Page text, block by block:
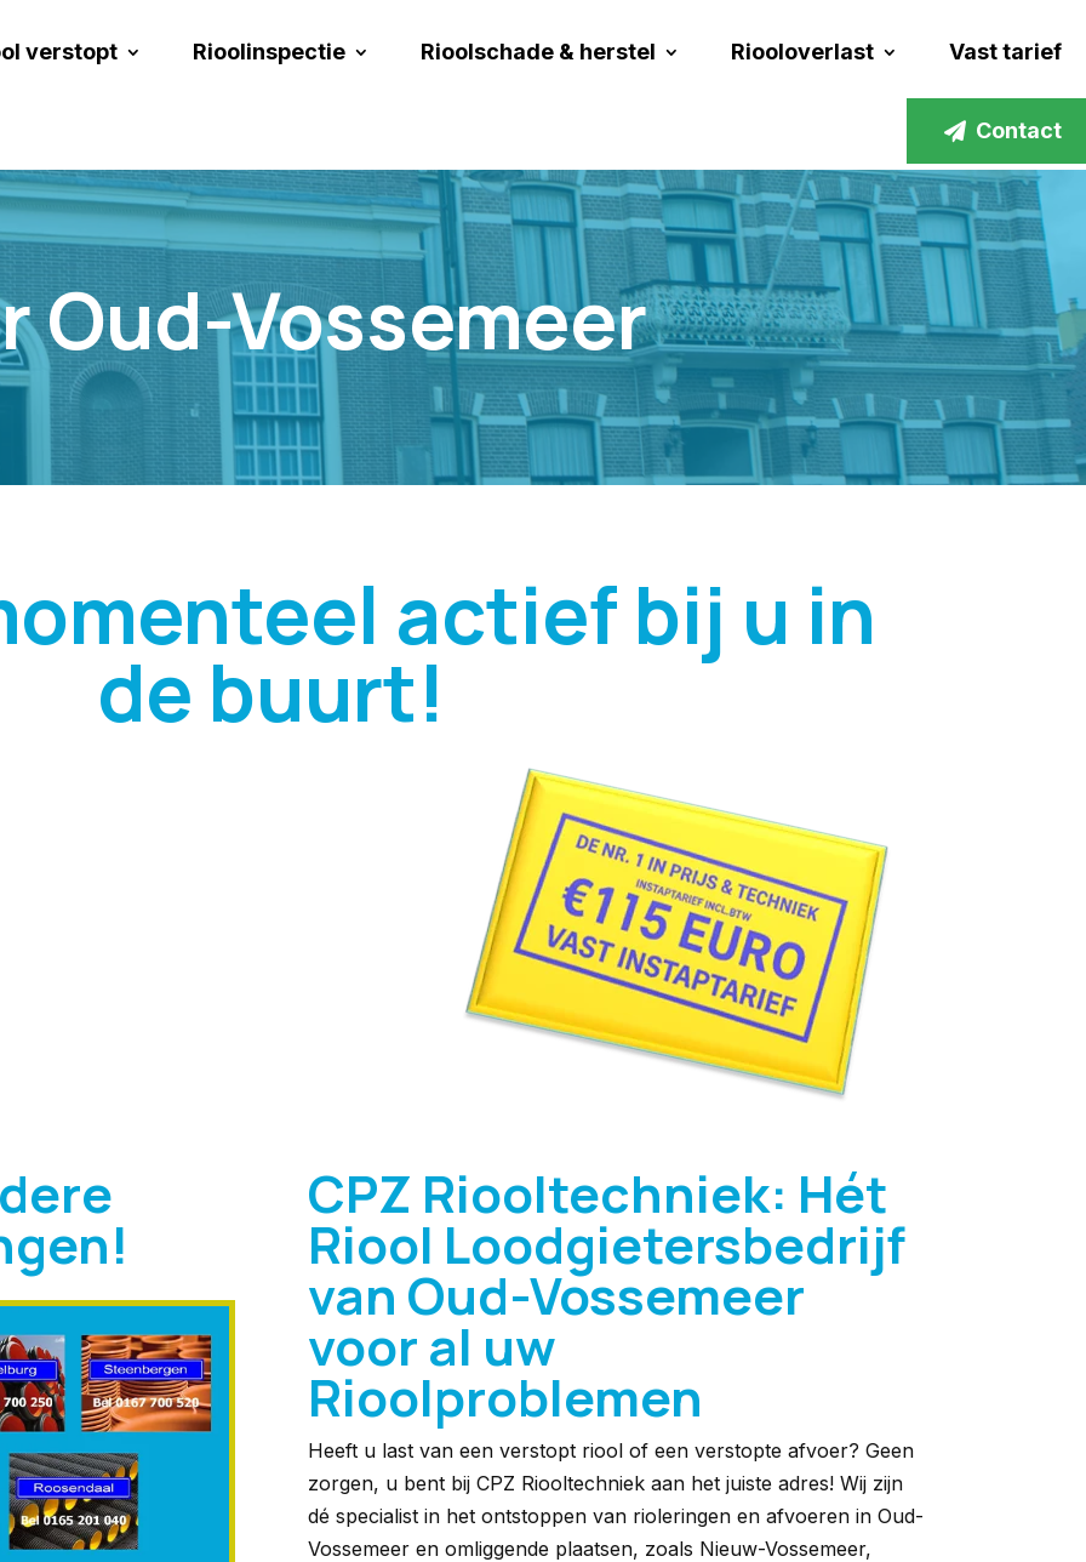
verstopt Rioolinspectie Rioolschade & herstel Riooloverlast Vast tarief
Contact
Oud-Vossemeer
actief bij u in
de buurt!
CPZ Riooltechniek: Hét
Riool Loodgietersbedrijf
van Oud-Vossemeer
voor al uw
Rioolproblemen
Heeft u last van een verstopt riool of een verstopte afvoer? Geen
zorgen, u bent bij CPZ Riooltechniek aan het juiste adres! Wij zijn
dé specialist in het ontstoppen van rioleringen en afvoeren in Oud-
Vossemeer en omliggende plaatsen, zoals Nieuw-Vossemeer,